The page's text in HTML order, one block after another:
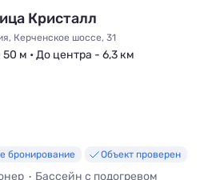
Кристалл
Керченское шоссе, 31
м • До центра - 6,3 км
бронирование Объект проверен
Бассейн с подогревом